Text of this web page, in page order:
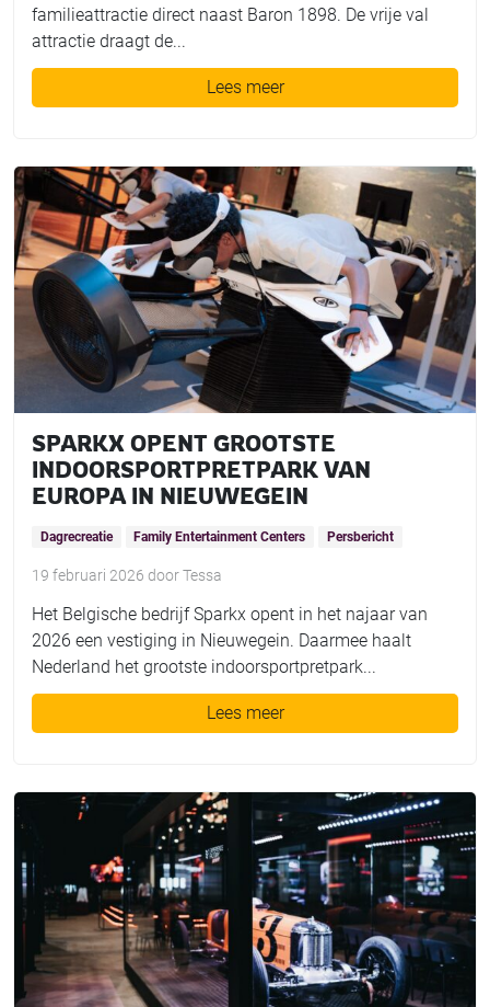
familieattractie direct naast Baron 1898. De vrije val
attractie draagt de...
Lees meer
SPARKX OPENT GROOTSTE
INDOORSPORTPRETPARK VAN
EUROPA IN NIEUWEGEIN
Dagrecreatie Family Entertainment Centers Persbericht
19 februari 2026 doorTessa
Het Belgische bedrijf Sparkx opent in het najaar van
2026 een vestiging in Nieuwegein. Daarmee haalt
Nederland het grootste indoorsportpretpark...
Lees meer